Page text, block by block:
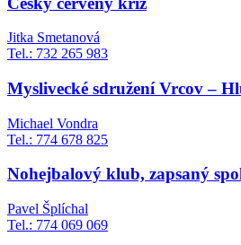
Jitka Smetanová
Tel.: 732 265 983
Myslivecké sdružení Vrcov –
Michael Vondra
Tel.: 774 678 825
Nohejbalový klub, zapsaný
Pavel Šplíchal
Tel.: 774 069 069